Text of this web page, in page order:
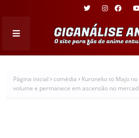
Página inicial comédia
Kuroneko to Majo
volume e permanece em ascensão no